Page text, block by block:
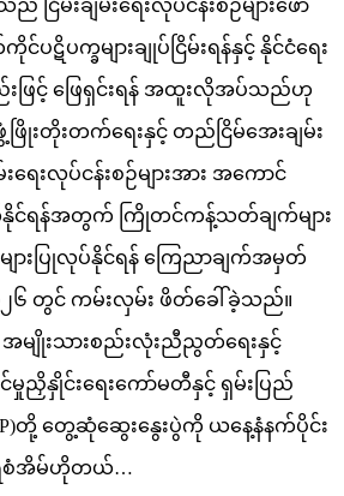
ျားပြုလုပ်နိုင်ရန် ကြေညာချက်အမှတ်
၀၂၆ တွင် ကမ်းလှမ်း ဖိတ်ခေါ်ခဲ့သည်။
မျိုးသားစည်းလုံးညီညွတ်ရေးနှင့်
ာင်မှုညှိနှိုင်းရေးကော်မတီနှင့် ရှမ်းပြည်
တို့ တွေ့ဆုံဆွေးနွေးပွဲကို ယနေ့နံနက်ပိုင်း
ေစံအိမ်ဟိုတယ်…
မင်းအောင်လှိုင် ဦးဆောင်သည့်
စားလှယ်အဖွဲ့ ထိုင်းနိုင်ငံမှ